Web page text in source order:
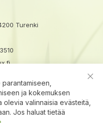
Turenki
ja kokemuksen
valinnaisia evästeitä,
Jos haluat tietää